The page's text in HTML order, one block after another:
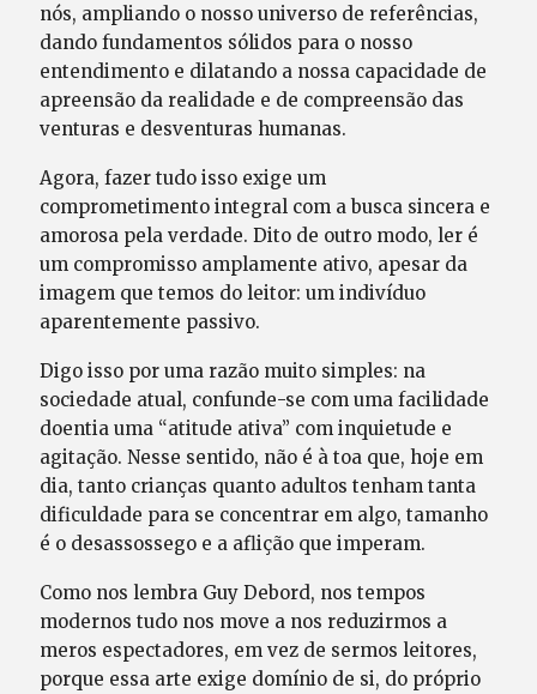
nós, ampliando o nosso universo de referências,
dando fundamentos sólidos para o nosso
entendimento e dilatando a nossa capacidade de
apreensão da realidade e de compreensão das
venturas e desventuras humanas.
Agora, fazer tudo isso exige um
comprometimento integral com a busca sincera e
amorosa pela verdade. Dito de outro modo, ler é
um compromisso amplamente ativo, apesar da
imagem que temos do leitor: um indivíduo
aparentemente passivo.
Digo isso por uma razão muito simples: na
sociedade atual, confunde-se com uma facilidade
doentia uma “atitude ativa” com inquietude e
agitação. Nesse sentido, não é à toa que, hoje em
dia, tanto crianças quanto adultos tenham tanta
dificuldade para se concentrar em algo, tamanho
é o desassossego e a aflição que imperam.
Como nos lembra Guy Debord, nos tempos
modernos tudo nos move a nos reduzirmos a
meros espectadores, em vez de sermos leitores,
porque essa arte exige domínio de si, do próprio